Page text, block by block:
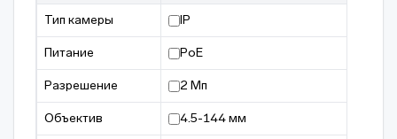
Тип камеры IP
Питание PoE
Разрешение 2 Мп
Объектив 4.5-144 мм